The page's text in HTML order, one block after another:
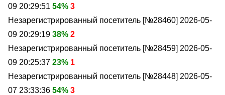
09 20:29:51 54% 3
Незарегистрированный посетитель [№28460] 2026-05-
09 20:29:19 38% 2
Незарегистрированный посетитель [№28459] 2026-05-
09 20:25:37 23% 1
Незарегистрированный посетитель [№28448] 2026-05-
07 23:33:36 54% 3